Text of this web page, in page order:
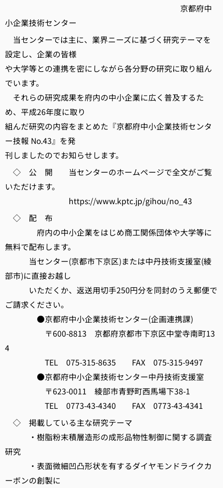
京都府中
小企業技術センター
当センターでは主に、業界ニーズに基づく研究テーマを
設定し、企業の皆様
や大学等との連携を密にしながら各分野の研究に取り組ん
でいます。
それらの研究成果を府内の中小企業に広く普及するた
め、平成26年度に取り
組んだ研究の内容をまとめた『京都府中小企業技術センタ
ー技報 No.43』を発
刊しましたのでお知らせします。
◇ 公 開 当センターのホームページで全文がご覧
いただけます。
https://www.kptc.jp/gihou/no_43
◇ 配 布
府内の中小企業をはじめ商工関係団体や大学等に
無料で配布します。
当センター(京都市下京区)または中丹技術支援室(綾
部市)に直接お越し
いただくか、返送用切手250円分を同封のうえ郵便で
ご請求ください。
●京都府中小企業技術センター(企画連携課)
〒600-8813 京都府京都市下京区中堂寺南町13
4
TEL 075-315-8635 FAX 075-315-9497
●京都府中小企業技術センター中丹技術支援室
〒623-0011 綾部市青野町西馬場下38-1
TEL 0773-43-4340 FAX 0773-43-4341
◇ 掲載している主な研究テーマ
・樹脂粉末積層造形の成形品物性制御に関する調査
研究
・表面微細凹凸形状を有するダイヤモンドライクカ
ーボンの創製に